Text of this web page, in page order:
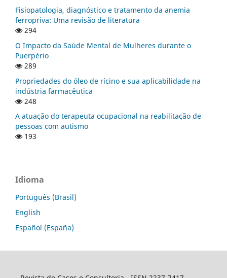
Fisiopatologia, diagnóstico e tratamento da anemia
ferropriva: Uma revisão de literatura
294
O Impacto da Saúde Mental de Mulheres durante o
Puerpério
289
Propriedades do óleo de rícino e sua aplicabilidade na
indústria farmacêutica
248
A atuação do terapeuta ocupacional na reabilitação de
pessoas com autismo
193
Idioma
Português (Brasil)
English
Español (España)